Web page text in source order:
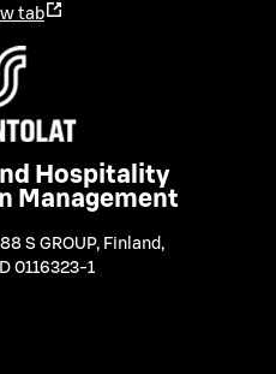
tab
Hospitality
Management
S GROUP, Finland ,
0116323-1